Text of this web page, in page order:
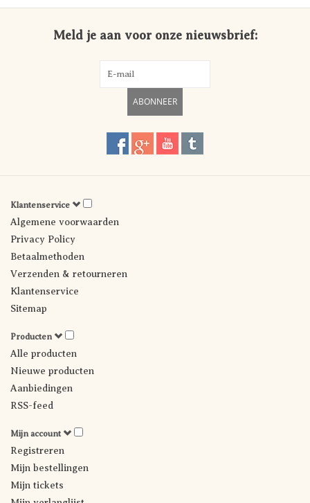
Meld je aan voor onze nieuwsbrief:
ABONNEER
Klantenservice
Algemene voorwaarden
Privacy Policy
Betaalmethoden
Verzenden & retourneren
Klantenservice
Sitemap
Producten
Alle producten
Nieuwe producten
Aanbiedingen
RSS-feed
Mijn account
Registreren
Mijn bestellingen
Mijn tickets